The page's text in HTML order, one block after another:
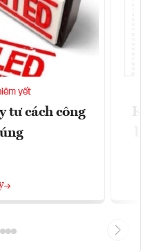
yết
tư cách công